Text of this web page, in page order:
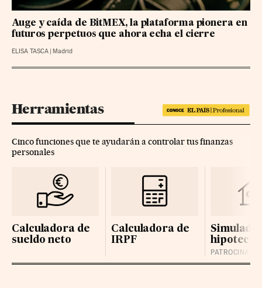
Auge y caída de BitMEX, la plataforma pionera en
futuros perpetuos que ahora echa el cierre
ELISA TASCA Madrid
Herramientas
Cinco funciones que te ayudarán a controlar tus finanzas
personales
Calculadora de
sueldo neto
Calculadora de
IRPF
hipotecas